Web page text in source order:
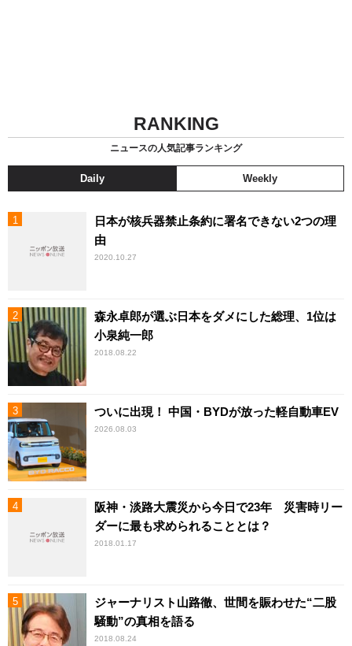
RANKING
ニュースの人気記事ランキング
Daily Weekly
日本が核兵器禁止条約に署名できない2つの理
由
2020.10.27
森永卓郎が選ぶ日本をダメにした総理、1位は
小泉純一郎
2018.08.22
ついに出現！ 中国・BYDが放った軽自動車EV
2026.08.03
阪神・淡路大震災から今日で23年 災害時リー
ダーに最も求められることとは？
2018.01.17
ジャーナリスト山路徹、世間を賑わせた“二股
騒動”の真相を語る
2018.08.24